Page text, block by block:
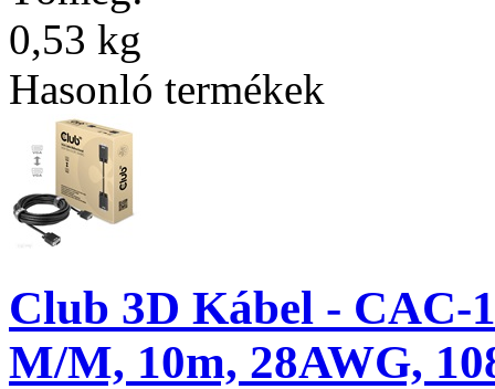
0,53 kg
Hasonló termékek
Club 3D Kábel - CAC-
M/M, 10m, 28AWG,